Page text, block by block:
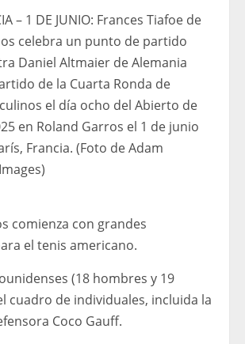
– 1 DE JUNIO: Frances Tiafoe de
celebra un punto de partido
Daniel Altmaier de Alemania
de la Cuarta Ronda de
el día ocho del Abierto de
en Roland Garros el 1 de junio
Francia. (Foto de Adam
comienza con grandes
el tenis americano.
(18 hombres y 19
cuadro de individuales, incluida la
Coco Gauff.